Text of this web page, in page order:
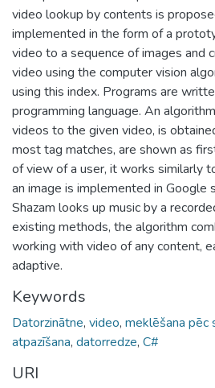
video lookup by contents is
implemented in the form of a
video to a sequence of images and
video using the computer vision
using this index. Programs are
programming language. An
videos to the given video, is
most tag matches, are shown as
of view of a user, it works similarly
an image is implemented in Google
Shazam looks up music by a
existing methods, the algorithm
working with video of any content,
adaptive.
Keywords
Datorzinātne, video, meklēšana pēc
atpazīšana, datorredze, C#
URI